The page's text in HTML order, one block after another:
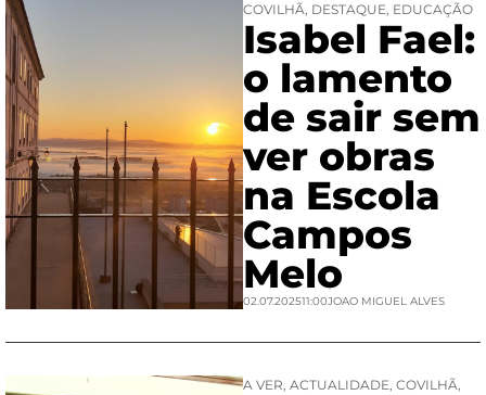
COVILHÃ, DESTAQUE, EDUCAÇÃO
Isabel Fael:
o lamento
de sair sem
ver obras
na Escola
Campos
Melo
02.07.202511:00JOAO MIGUEL ALVES
A VER, ACTUALIDADE, COVILHÃ,